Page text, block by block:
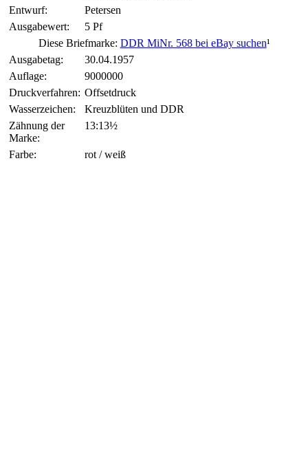
Entwurf:
Petersen
Ausgabewert:
5 Pf
Diese Briefmarke: DDR MiNr. 568 bei eBay suchen¹
Ausgabetag:
30.04.1957
Auflage:
9000000
Druckverfahren: Offsetdruck
Wasserzeichen:
Kreuzblüten und DDR
Zähnung der
Marke:
13:13½
Farbe: rot / weiß